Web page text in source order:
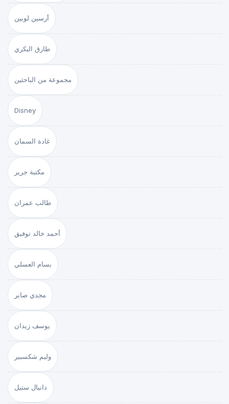
أرسين لوبين
طارق البكري
مجموعة من الباحثين
Disney
غادة السمان
مكتبة جرير
طالب عمران
أحمد خالد توفيق
بسام العسلي
مجدي صابر
يوسف زيدان
وليم شكسبير
دانيال ستيل